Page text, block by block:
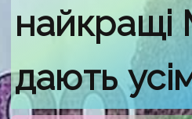
найкращі
дають